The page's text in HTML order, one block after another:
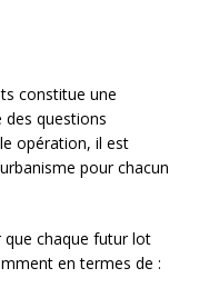
constitue une
questions
opération, il est
pour chacun
chaque futur lot
en termes de :